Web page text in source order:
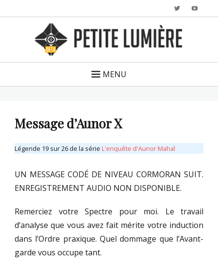
Twitter
MENU
Message d’Aunor X
Légende 19 sur 26 de la série L'enquête d'Aunor Mahal
UN MESSAGE CODÉ DE NIVEAU CORMORAN SUIT.
ENREGISTREMENT AUDIO NON DISPONIBLE.
Remerciez votre Spectre pour moi. Le travail
d’analyse que vous avez fait mérite votre induction
dans l’Ordre praxique. Quel dommage que l’Avant-
garde vous occupe tant.